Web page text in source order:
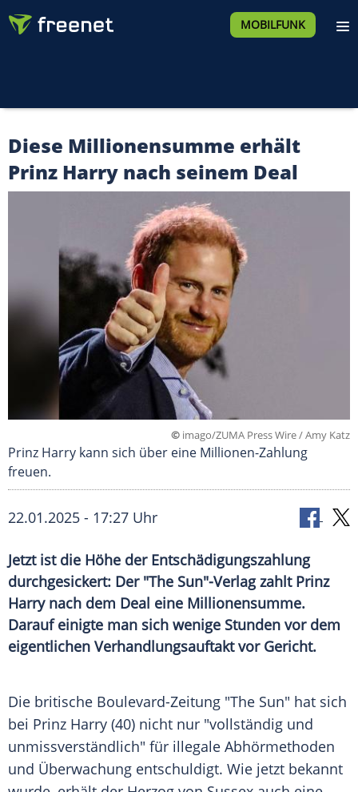
MOBILFUNK
Diese Millionensumme erhält
Prinz Harry nach seinem Deal
© imago/ZUMA Press Wire / Amy Katz
Prinz Harry kann sich über eine Millionen-Zahlung
freuen.
22.01.2025 - 17:27 Uhr
Jetzt ist die Höhe der Entschädigungszahlung
durchgesickert: Der "The Sun"-Verlag zahlt Prinz
Harry nach dem Deal eine Millionensumme.
Darauf einigte man sich wenige Stunden vor dem
eigentlichen Verhandlungsauftakt vor Gericht.
Die britische Boulevard-Zeitung "The Sun" hat sich
bei Prinz Harry (40) nicht nur "vollständig und
unmissverständlich" für illegale Abhörmethoden
und Überwachung entschuldigt. Wie jetzt bekannt